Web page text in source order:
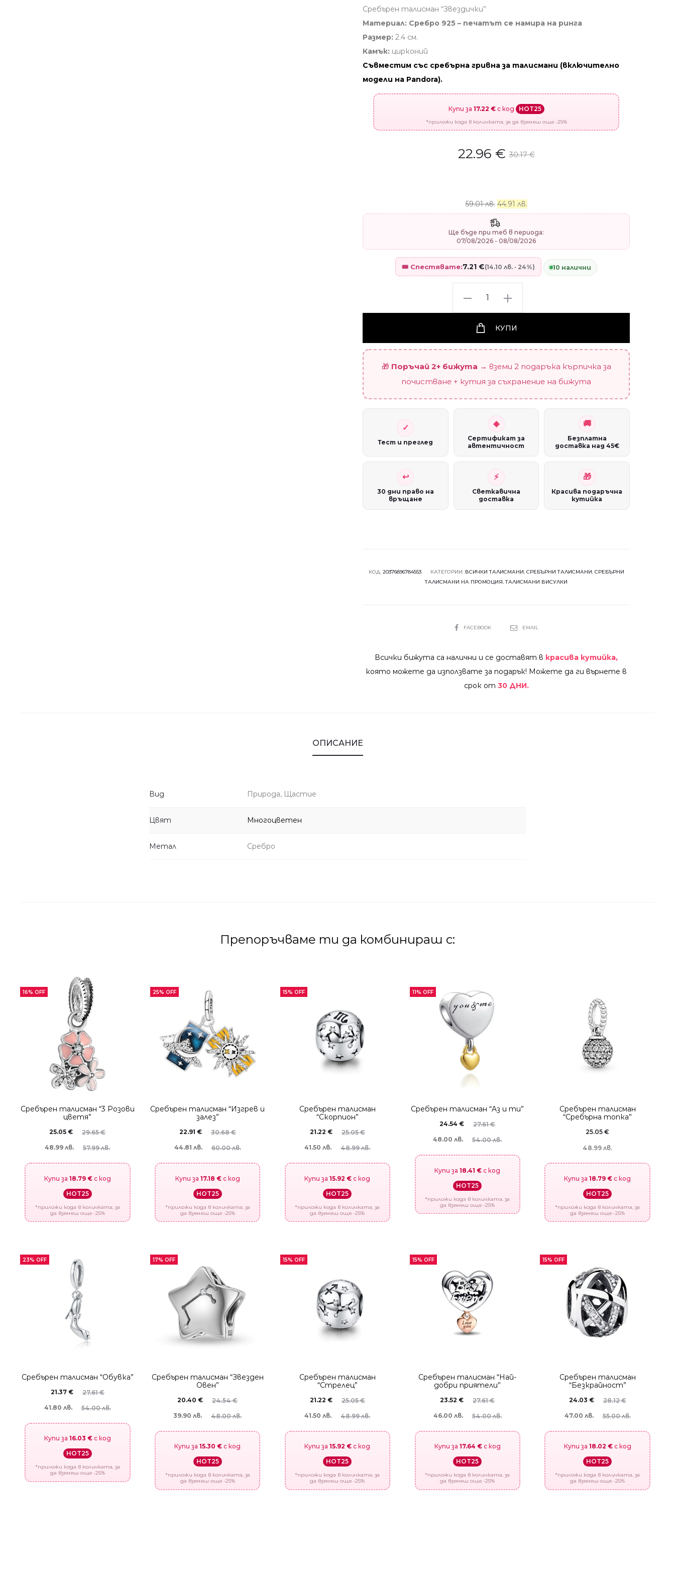
Сребърен талисман “Звездички”
Материал: Сребро 925 – печатът се намира на ринга
Размер: 2.4 см.
Камък: цирконий
Съвместим със сребърна гривна за талисмани (включително
модели на Pandora).
Купи за 17.22 €с код HOT25
*приложи кода в количката, за да вземеш още -25%
30.17€
22.96 €
59.01 лв. 44.91 лв.
Ще бъде при теб в периода:
07/08/2026 - 08/08/2026
🎟️ Спестявате:7.21 €(14.10 лв. · 24%) 10 налични
Сребърен
"Звездички"
quantity
КУПИ
🎁 Поръчай 2+ бижута → вземи 2 подаръка кърпичка за
почистване + кутия за съхранение на бижута
Тест и преглед
Сертификат за
автентичност
Безплатна
доставка над 45€
30 дни право на
връщане
Светкавична
доставка
Красива подаръчна
кутийка
КОД: 20376896784553 КАТЕГОРИИ: ВСИЧКИ ТАЛИСМАНИ, СРЕБЪРНИ ТАЛИСМАНИ, СРЕБЪРНИ
ТАЛИСМАНИ НА ПРОМОЦИЯ,ТАЛИСМАНИ ВИСУЛКИ
SHAREFACEBOOK EMAIL
Всички бижута са налични и се доставят в красива кутийка,
която можете да използвате за подарък! Можете да ги върнете в
срок от 30 ДНИ.
ОПИСАНИЕ
Вид Природа, Щастие
Цвят Многоцветен
Метал Сребро
Препоръчваме ти да комбинираш с:
16% OFF
Сребърен талисман “3 Розови
цветя”
29.65€
25.05€
57.99 лв.
48.99 лв.
Купи за 18.79 €с код
HOT25
*приложи кода в количката, за
да вземеш още -25%
25% OFF
Сребърен талисман “Изгрев и
залез”
30.68€
22.91 €
60.00 лв.
44.81 лв.
Купи за 17.18 €с код
HOT25
*приложи кода в количката, за
да вземеш още -25%
15% OFF
Сребърен талисман
“Скорпион”
25.05€
21.22 €
48.99 лв.
41.50 лв.
Купи за15.92 € с код
HOT25
*приложи кода в количката, за
да вземеш още -25%
11% OFF
Сребърен талисман “Aз и ти”
27.61€
24.54€
54.00 лв.
48.00 лв.
Купи за18.41 € с код
HOT25
*приложи кода в количката, за
да вземеш още -25%
Сребърен талисман
“Сребърна топка”
25.05€
48.99 лв.
Купи за18.79 € с код
HOT25
*приложи кода в количката, за
да вземеш още -25%
23% OFF
Сребърен талисман “Обувка”
27.61€
21.37 €
54.00 лв.
41.80 лв.
Купи за 16.03 €с код
HOT25
*приложи кода в количката, за
да вземеш още -25%
17% OFF
Сребърен талисман “Звезден
Овен”
24.54€
20.40€
48.00 лв.
39.90 лв.
Купи за15.30 € с код
HOT25
*приложи кода в количката, за
да вземеш още -25%
15% OFF
Сребърен талисман
“Стрелец”
25.05€
21.22 €
48.99 лв.
41.50 лв.
Купи за15.92 € с код
HOT25
*приложи кода в количката, за
да вземеш още -25%
15% OFF
Сребърен талисман “Най-
добри приятели”
27.61€
23.52€
54.00 лв.
46.00 лв.
Купи за 17.64 €с код
HOT25
*приложи кода в количката, за
да вземеш още -25%
15% OFF
Сребърен талисман
“Безкрайност”
28.12€
24.03 €
55.00 лв.
47.00 лв.
Купи за 18.02 €с код
HOT25
*приложи кода в количката, за
да вземеш още -25%